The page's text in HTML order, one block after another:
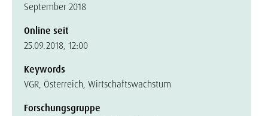
September 2018
Online seit
25.09.2018, 12:00
Keywords
VGR, Österreich, Wirtschaftswachstum
Forschungsgruppe